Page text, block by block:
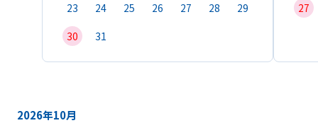
23
24 25 26 27 28
29
30
31
27
2026年10月